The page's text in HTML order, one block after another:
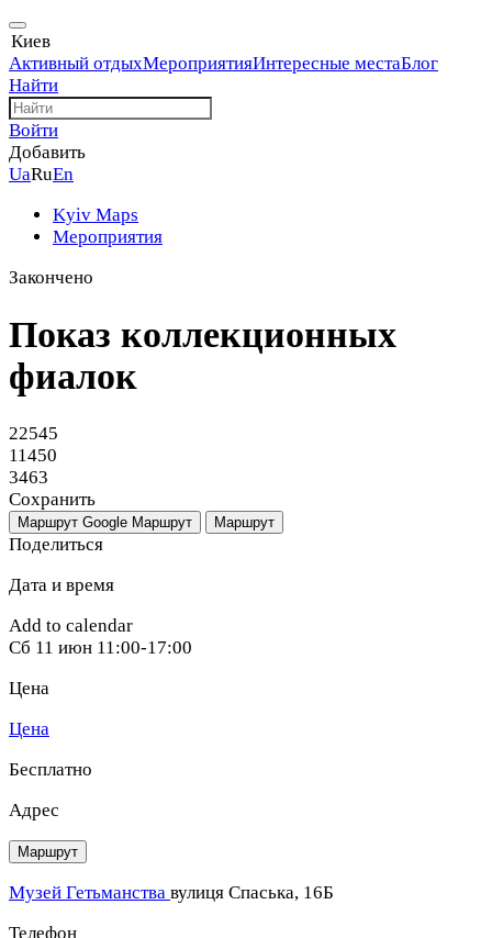
Киев
Активный отдыхМероприятияИнтересные местаБлог
Найти
Войти
Добавить
UaRuEn
Kyiv Maps
Мероприятия
Закончено
Показ коллекционных
фиалок
22545
11450
3463
Сохранить
Маршрут Google Маршрут Маршрут
Поделиться
Дата и время
Add to calendar
Сб 11 июн 11:00-17:00
Цена
Цена
Бесплатно
Адрес
Маршрут
Музей Гетьманства вулиця Спаська, 16Б
Телефон